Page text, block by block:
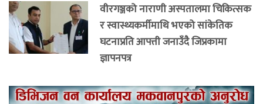
वीरगञ्जको नाराणी अस्पतालमा चिकित्सक
र स्वास्थ्यकर्मीमाथि भएको सांकेतिक
घटनाप्रति आपत्ती जनाउँदै जिप्रकामा
ज्ञापनपत्र